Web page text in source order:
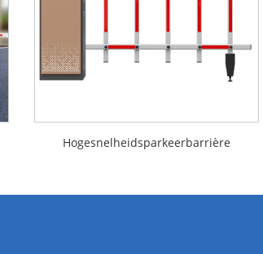
Hogesnelheidsparkeerbarrière